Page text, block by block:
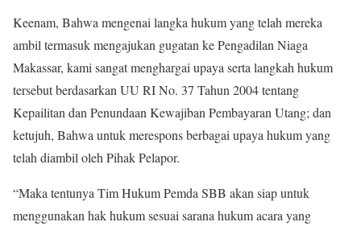
Keenam, Bahwa mengenai langka hukum yang telah mereka
ambil termasuk mengajukan gugatan ke Pengadilan Niaga
Makassar, kami sangat menghargai upaya serta langkah hukum
tersebut berdasarkan UU RI No. 37 Tahun 2004 tentang
Kepailitan dan Penundaan Kewajiban Pembayaran Utang; dan
ketujuh, Bahwa untuk merespons berbagai upaya hukum yang
telah diambil oleh Pihak Pelapor.
“Maka tentunya Tim Hukum Pemda SBB akan siap untuk
menggunakan hak hukum sesuai sarana hukum acara yang